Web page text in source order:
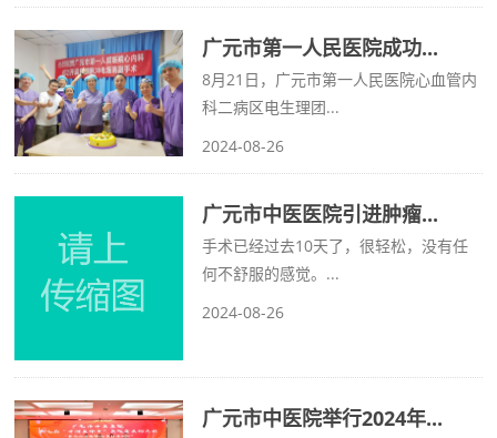
广元市第一人民医院成功...
8月21日，广元市第一人民医院心血管内
科二病区电生理团...
2024-08-26
广元市中医医院引进肿瘤...
手术已经过去10天了，很轻松，没有任
何不舒服的感觉。...
2024-08-26
广元市中医院举行2024年...